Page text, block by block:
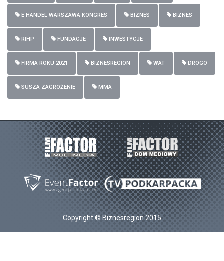
E HANDEL WARSZAWA KONGRES BIZNES BIZNES
RIHP FUNDACJE INWESTYCJE
FIRMA ROKU 2021 BIZNESREGION WAT DROGO
SUSZA ZAGROŻENIE MMA
Copyright © Biznesregion 2015